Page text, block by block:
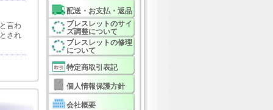
言わ
され
配送・お支払・返品
ブレスレットのサイ
ズ調整について
ブレスレットの修理
について
特定商取引表記
個人情報保護方針
会社概要